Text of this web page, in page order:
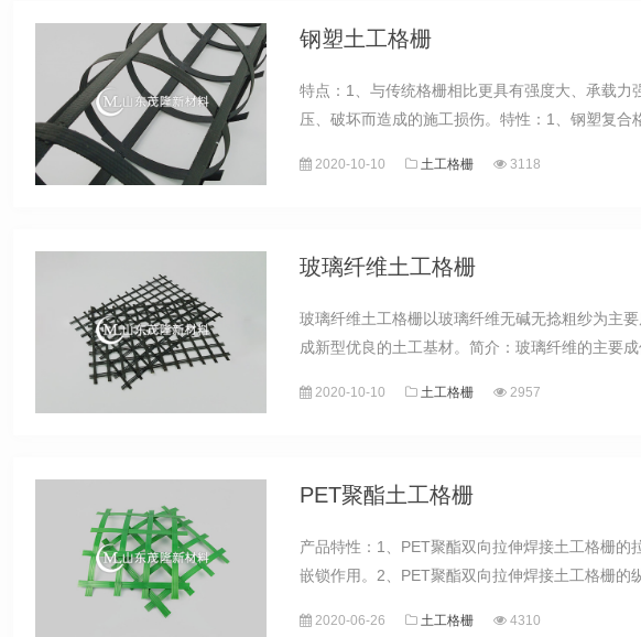
钢塑土工格栅
特点：1、与传统格栅相比更具有强度大、承载
压、破坏而造成的施工损伤。特性：1、钢塑复合
2020-10-10 土工格栅 3118
玻璃纤维土工格栅
玻璃纤维土工格栅以玻璃纤维无碱无捻粗纱为主
成新型优良的土工基材。简介：玻璃纤维的主要
2020-10-10 土工格栅 2957
PET聚酯土工格栅
产品特性：1、PET聚酯双向拉伸焊接土工格栅
嵌锁作用。2、PET聚酯双向拉伸焊接土工格栅的
2020-06-26 土工格栅 4310